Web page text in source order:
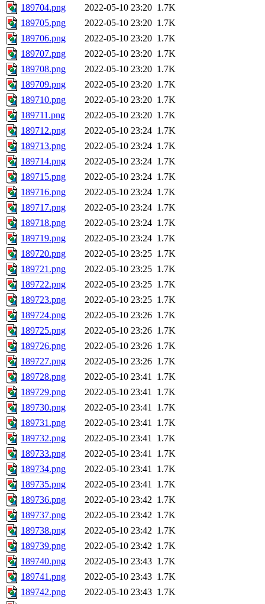
189704.png
2022-05-10 23:20 1.7K
189705.png
2022-05-10 23:20 1.7K
189706.png
2022-05-10 23:20 1.7K
189707.png
2022-05-10 23:20 1.7K
189708.png
2022-05-10 23:20 1.7K
189709.png
2022-05-10 23:20 1.7K
189710.png
2022-05-10 23:20 1.7K
189711.png
2022-05-10 23:20 1.7K
189712.png
2022-05-10 23:24 1.7K
189713.png
2022-05-10 23:24 1.7K
189714.png
2022-05-10 23:24 1.7K
189715.png
2022-05-10 23:24 1.7K
189716.png
2022-05-10 23:24 1.7K
189717.png
2022-05-10 23:24 1.7K
189718.png
2022-05-10 23:24 1.7K
189719.png
2022-05-10 23:24 1.7K
189720.png
2022-05-10 23:25 1.7K
189721.png
2022-05-10 23:25 1.7K
189722.png
2022-05-10 23:25 1.7K
189723.png
2022-05-10 23:25 1.7K
189724.png
2022-05-10 23:26 1.7K
189725.png
2022-05-10 23:26 1.7K
189726.png
2022-05-10 23:26 1.7K
189727.png
2022-05-10 23:26 1.7K
189728.png
2022-05-10 23:41 1.7K
189729.png
2022-05-10 23:41 1.7K
189730.png
2022-05-10 23:41 1.7K
189731.png
2022-05-10 23:41 1.7K
189732.png
2022-05-10 23:41 1.7K
189733.png
2022-05-10 23:41 1.7K
189734.png
2022-05-10 23:41 1.7K
189735.png
2022-05-10 23:41 1.7K
189736.png
2022-05-10 23:42 1.7K
189737.png
2022-05-10 23:42 1.7K
189738.png
2022-05-10 23:42 1.7K
189739.png
2022-05-10 23:42 1.7K
189740.png
2022-05-10 23:43 1.7K
189741.png
2022-05-10 23:43 1.7K
189742.png
2022-05-10 23:43 1.7K